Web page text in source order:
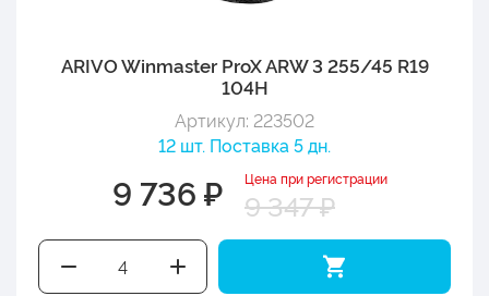
ARIVO Winmaster ProX ARW 3 255/45 R19
104H
Артикул: 223502
12 шт. Поставка 5 дн.
9 736 ₽ Цена при регистрации
9 347 ₽